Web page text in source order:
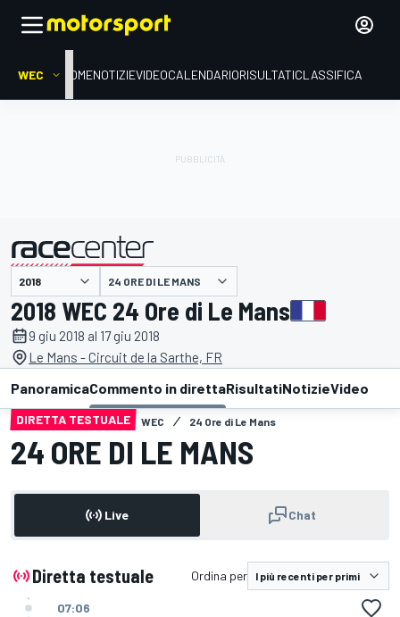
WEC HOMENOTIZIEVIDEOCALENDARIORISULTATICLASSIFICA
24 ORE DI LE MANS
2018 WEC 24 Ore di Le Mans
9 giu 2018 al 17 giu 2018
Le Mans - Circuit de la Sarthe, FR
PanoramicaCommento in direttaRisultatiNotizieVideo
DIRETTA TESTUALE WEC 24 Ore di Le Mans
24 ORE DI LE MANS
Live Chat
Diretta testuale Ordina per
07:06